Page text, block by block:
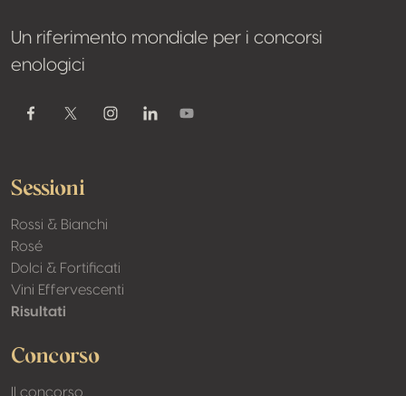
Un riferimento mondiale per i concorsi
enologici
FacebookTwitter / XInstagramLinkedinYoutube
Sessioni
Rossi & Bianchi
Rosé
Dolci & Fortificati
Vini Effervescenti
Risultati
Concorso
Il concorso